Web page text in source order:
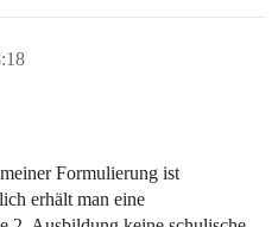
Formulierung ist
erhält man eine